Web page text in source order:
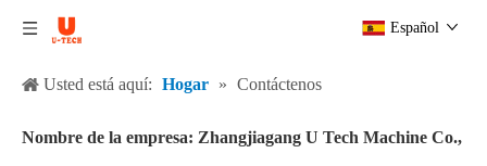
Español
Usted está aquí: Hogar » Contáctenos
Nombre de la empresa: Zhangjiagang U Tech Machine Co.,